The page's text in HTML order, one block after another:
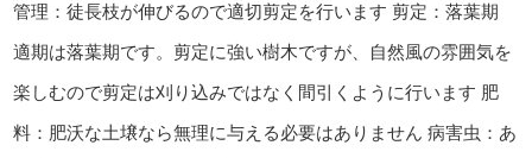
管理：徒長枝が伸びるので適切剪定を行います 剪定：落葉期
適期は落葉期です。剪定に強い樹木ですが、自然風の雰囲気を
楽しむので剪定は刈り込みではなく間引くように行います 肥
料：肥沃な土壌なら無理に与える必要はありません 病害虫：あ